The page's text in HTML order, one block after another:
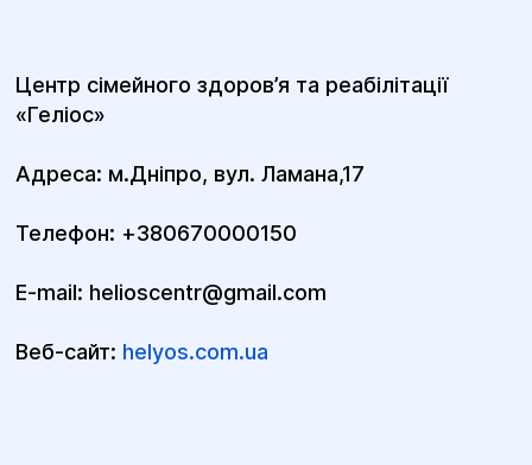
Центр сімейного здоров’я та реабілітації
«Геліос»
Адреса: м.Дніпро, вул. Ламана,17
Телефон: +380670000150
E-mail: helioscentr@gmail.com
Веб-сайт: helyos.com.ua